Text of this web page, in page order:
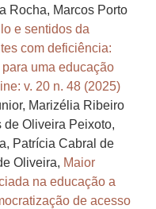
Rocha, Marcos Porto
e sentidos da
com deficiência:
uma educação
v. 20 n. 48 (2025)
Marizélia Ribeiro
de Oliveira Peixoto,
Patrícia Cabral de
Oliveira, Maior
na educação a
de acesso